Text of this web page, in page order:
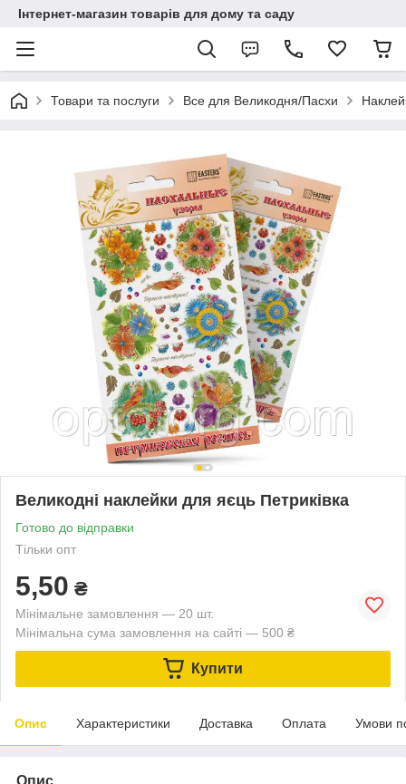
Інтернет-магазин товарів для дому та саду
Товари та послуги Все для Великодня/Пасхи
Великодні наклейки для яєць Петриківка
Готово до відправки
Тільки опт
5,50 ₴
Мінімальне замовлення — 20 шт.
Мінімальна сума замовлення на сайті — 500 ₴
Купити
Опис Характеристики Доставка Оплата Умови
Опис